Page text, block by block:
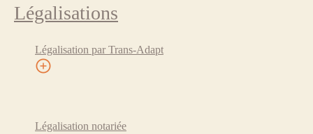
Légalisations
Légalisation par Trans-Adapt
Légalisation notariée